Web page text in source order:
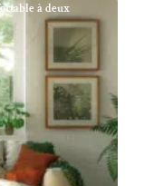
à deux